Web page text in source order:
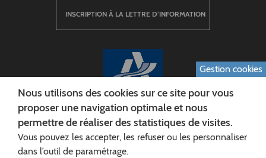
CONSEIL DÉPARTEMENTAL DE L'AISNE
Siège :
INSCRIPTION À LA LETTRE D’INFORMATION
Gestion cookies
Nous utilisons des cookies sur ce site pour vous
proposer une navigation optimale et nous
permettre de réaliser des statistiques de visites.
Vous pouvez les accepter, les refuser ou les personnaliser
dans l’outil de paramétrage.